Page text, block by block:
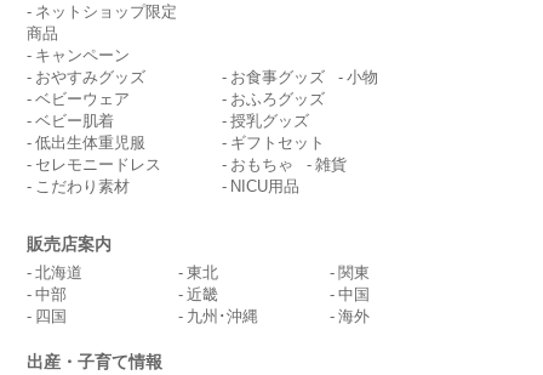
ネットショップ限定
商品
キャンペーン
おやすみグッズ
ベビーウェア
ベビー肌着
低出生体重児服
セレモニードレス
こだわり素材
お食事グッズ
小物
おふろグッズ
授乳グッズ
ギフトセット
おもちゃ
雑貨
NICU用品
販売店案内
北海道 東北
関東
中部
近畿
中国
四国
九州･沖縄 海外
出産・子育て情報